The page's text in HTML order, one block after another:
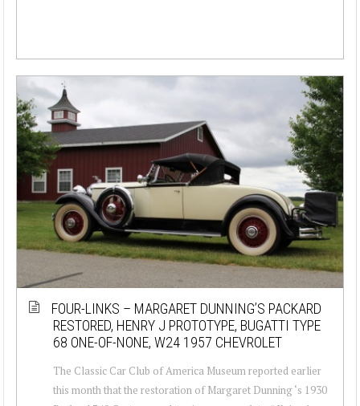
FOUR-LINKS – MARGARET DUNNING’S PACKARD
RESTORED, HENRY J PROTOTYPE, BUGATTI TYPE
68 ONE-OF-NONE, W24 1957 CHEVROLET
The Classic Car Club of America Museum reported earlier
this month that the restoration of Margaret Dunning ‘s 1930